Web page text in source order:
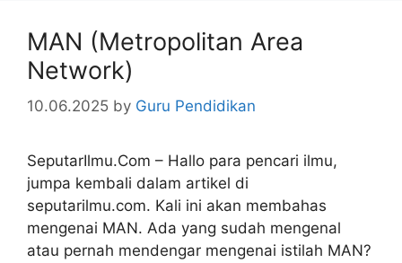
MAN (Metropolitan Area
Network)
10.06.2025 by Guru Pendidikan
SeputarIlmu.Com – Hallo para pencari ilmu,
jumpa kembali dalam artikel di
seputarilmu.com. Kali ini akan membahas
mengenai MAN. Ada yang sudah mengenal
atau pernah mendengar mengenai istilah MAN?